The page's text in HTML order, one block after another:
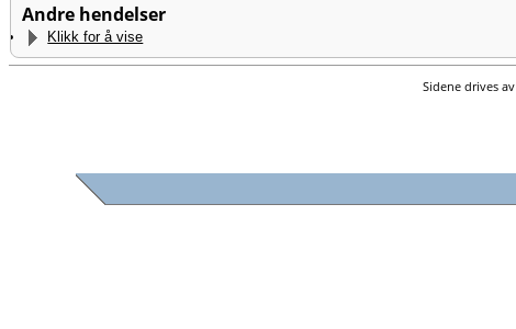
Andre hendelser
Klikk for å vise
Sidene drives av